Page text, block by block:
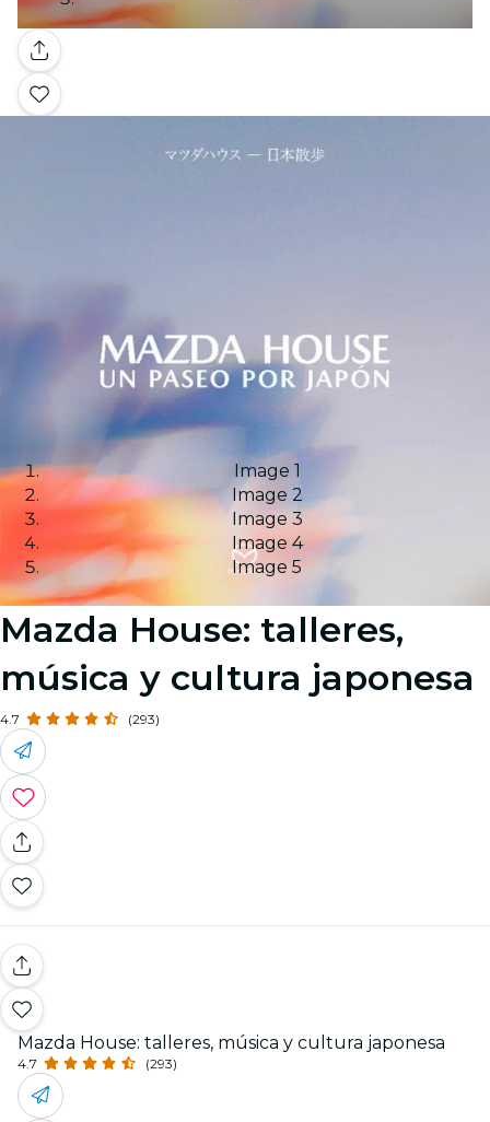
Galería
Image 1
Image 2
Image 3
Image 4
Image 5
Mazda House: talleres,
música y cultura japonesa
4.7 (293)
Mazda House: talleres, música y cultura japonesa
4.7 (293)